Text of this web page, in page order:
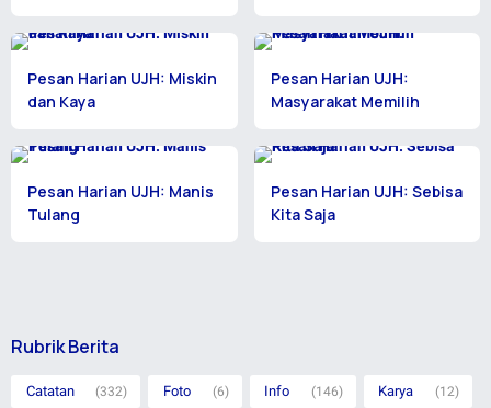
Pesan Harian UJH: Miskin
dan Kaya
Pesan Harian UJH:
Masyarakat Memilih
Pesan Harian UJH: Manis
Tulang
Pesan Harian UJH: Sebisa
Kita Saja
Rubrik Berita
Catatan (332) Foto (6) Info (146) Karya (12)